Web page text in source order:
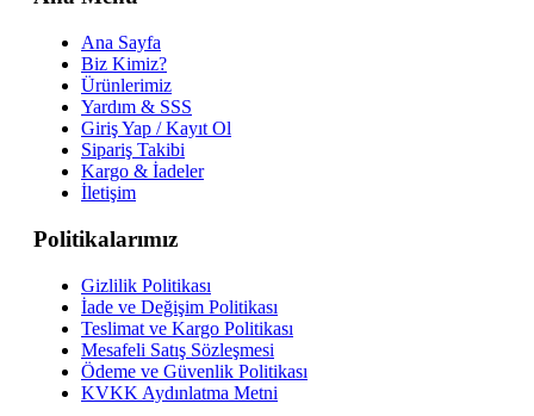
Ana Sayfa
Biz Kimiz?
Ürünlerimiz
Yardım & SSS
Giriş Yap / Kayıt Ol
Sipariş Takibi
Kargo & İadeler
İletişim
Politikalarımız
Gizlilik Politikası
İade ve Değişim Politikası
Teslimat ve Kargo Politikası
Mesafeli Satış Sözleşmesi
Ödeme ve Güvenlik Politikası
KVKK Aydınlatma Metni